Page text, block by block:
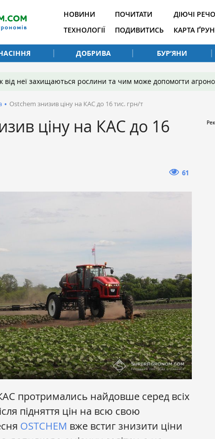
НОВИНИ
ТЕХНОЛОГІЇ
ПОЧИТАТИ
ПОДИВИТИСЬ
ДІЮЧІ
КАРТА
ДОБРИВА БУР’ЯНИ
від неї захищаються рослини та чим може допомогти
• Ostchem знизив ціну на КАС до 16 тис. грн/т
ціну на КАС до 16
61
протримались найдовше серед всіх
підняття цін на всю свою
OSTCHEM вже встиг знизити ціни